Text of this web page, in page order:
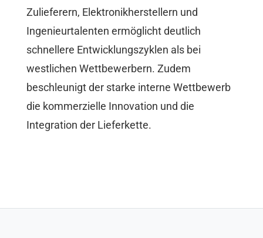
Zulieferern, Elektronikherstellern und
Ingenieurtalenten ermöglicht deutlich
schnellere Entwicklungszyklen als bei
westlichen Wettbewerbern. Zudem
beschleunigt der starke interne Wettbewerb
die kommerzielle Innovation und die
Integration der Lieferkette.